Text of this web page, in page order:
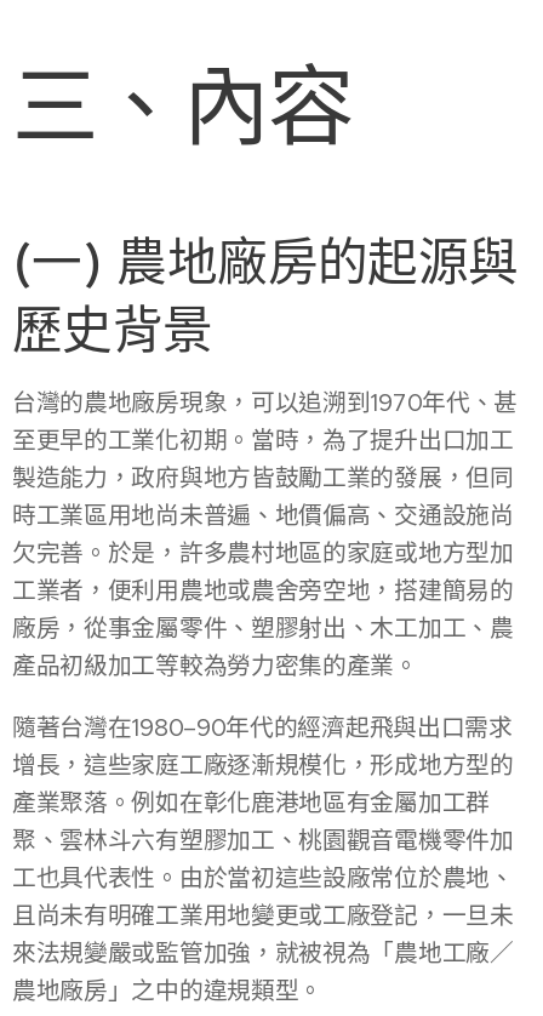
三、內容
(一) 農地廠房的起源與
歷史背景
台灣的農地廠房現象，可以追溯到1970年代、甚
至更早的工業化初期。當時，為了提升出口加工
製造能力，政府與地方皆鼓勵工業的發展，但同
時工業區用地尚未普遍、地價偏高、交通設施尚
欠完善。於是，許多農村地區的家庭或地方型加
工業者，便利用農地或農舍旁空地，搭建簡易的
廠房，從事金屬零件、塑膠射出、木工加工、農
產品初級加工等較為勞力密集的產業。
隨著台灣在1980–90年代的經濟起飛與出口需求
增長，這些家庭工廠逐漸規模化，形成地方型的
產業聚落。例如在彰化鹿港地區有金屬加工群
聚、雲林斗六有塑膠加工、桃園觀音電機零件加
工也具代表性。由於當初這些設廠常位於農地、
且尚未有明確工業用地變更或工廠登記，一旦未
來法規變嚴或監管加強，就被視為「農地工廠／
農地廠房」之中的違規類型。